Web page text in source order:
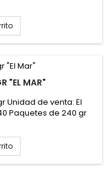
"EL MAR"
Unidad de venta: El
Paquetes de 240 gr
palito mide unos 8
15 gr